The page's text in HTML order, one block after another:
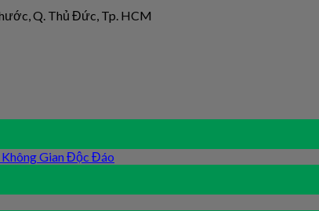
Q. Thủ Đức, Tp. HCM
Gian Độc Đáo